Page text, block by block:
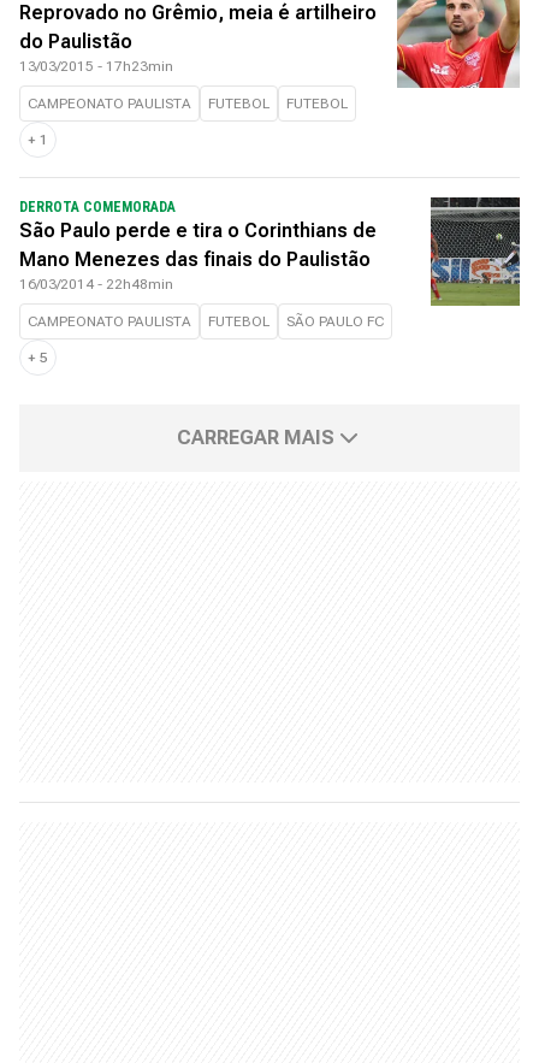
Reprovado no Grêmio, meia é artilheiro
do Paulistão
13/03/2015 - 17h23min
CAMPEONATO PAULISTA FUTEBOL FUTEBOL
+ 1
DERROTA COMEMORADA
São Paulo perde e tira o Corinthians de
Mano Menezes das finais do Paulistão
16/03/2014 - 22h48min
CAMPEONATO PAULISTA FUTEBOL SÃO PAULO FC
+ 5
CARREGAR MAIS